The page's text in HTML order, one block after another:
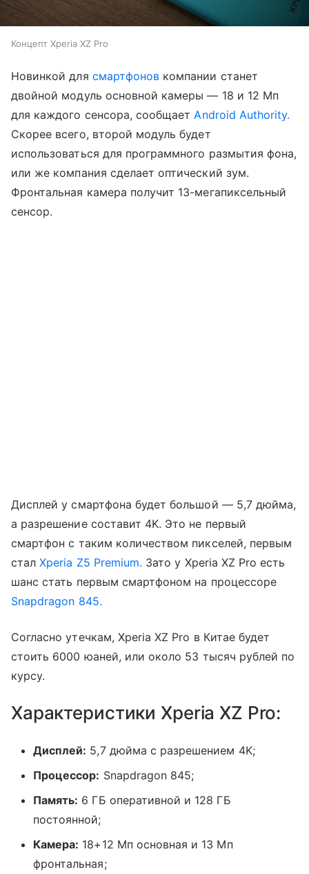
Концепт Xperia XZ Pro
Новинкой для смартфонов компании станет
двойной модуль основной камеры — 18 и 12 Мп
для каждого сенсора, сообщает Android Authority.
Скорее всего, второй модуль будет
использоваться для программного размытия фона,
или же компания сделает оптический зум.
Фронтальная камера получит 13-мегапиксельный
сенсор.
Дисплей у смартфона будет большой — 5,7 дюйма,
а разрешение составит 4K. Это не первый
смартфон с таким количеством пикселей, первым
сталXperia Z5 Premium. Зато у Xperia XZ Pro есть
шанс стать первым смартфоном на процессоре
Snapdragon 845.
Согласно утечкам, Xperia XZ Pro в Китае будет
стоить 6000 юаней, или около 53 тысяч рублей по
курсу.
Характеристики Xperia XZ Pro:
Дисплей: 5,7 дюйма с разрешением 4K;
Процессор: Snapdragon 845;
Память: 6 ГБ оперативной и 128 ГБ
постоянной;
Камера: 18+12 Мп основная и 13 Мп
фронтальная;